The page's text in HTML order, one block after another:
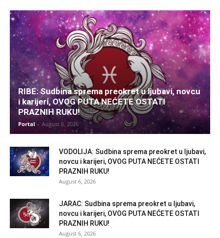
RIBE: Sudbina sprema preokret u ljubavi, novcu
i karijeri, OVOG PUTA NEĆETE OSTATI
PRAZNIH RUKU!
Portal - August 6, 2026
VODOLIJA: Sudbina sprema preokret u ljubavi,
novcu i karijeri, OVOG PUTA NEĆETE OSTATI
PRAZNIH RUKU!
August 6, 2026
JARAC: Sudbina sprema preokret u ljubavi,
novcu i karijeri, OVOG PUTA NEĆETE OSTATI
PRAZNIH RUKU!
August 6, 2026